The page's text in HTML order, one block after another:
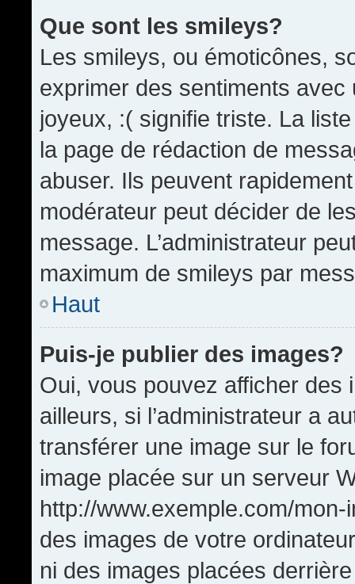
Que sont les smileys?
Les smileys, ou émoticônes,
exprimer des sentiments
joyeux, :( signifie triste. La
la page de rédaction de
abuser. Ils peuvent
modérateur peut décider de
message. L’administrateur
maximum de smileys par
Haut
Puis-je publier des images?
Oui, vous pouvez afficher
ailleurs, si l’administrateur a
transférer une image sur le
image placée sur un serveur
http://www.exemple.com/
des images de votre
ni des images placées